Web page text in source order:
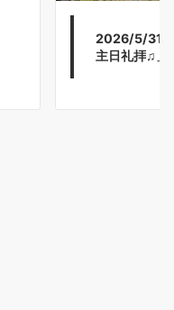
2026/5/31「
主日礼拝♫」